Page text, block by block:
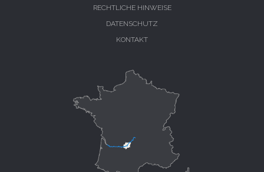
RECHTLICHE HINWEISE
DATENSCHUTZ
KONTAKT